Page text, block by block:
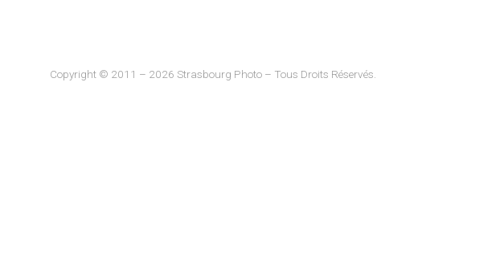
Copyright © 2011 – 2026 Strasbourg Photo – Tous Droits Réservés.